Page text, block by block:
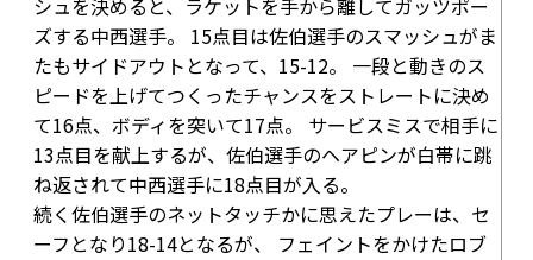
シュを決めると、ラケットを手から離してガッツポー
ズする中西選手。 15点目は佐伯選手のスマッシュがま
たもサイドアウトとなって、 15-12。 一段と動きのス
ピードを上げてつくったチャンスをストレートに決め
て16点、ボディを突いて17点。 サービスミスで相手に
13点目を献上するが、佐伯選手のヘアピンが白帯に跳
ね返されて中西選手に18点目が入る。
続く佐伯選手のネットタッチかに思えたプレーは、セ
ーフとなり18-14となるが、 フェイントをかけたロブ